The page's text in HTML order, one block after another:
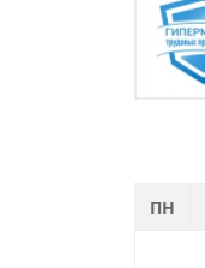
ПН